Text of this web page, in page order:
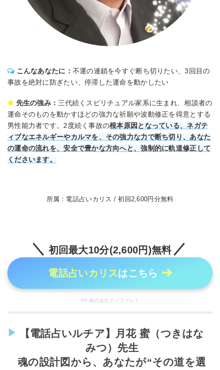
こんなあなたに： 不運の連鎖を今すぐ断ち切りたい、3回目の
事故を絶対に防ぎたい、停滞した運命を動かしたい
先生の強み：三代続くスピリチュアル家系に生まれ、相談者の
運命そのものを動かすほどの強力な祈願や波動修正を得意とする
男性能力者です。2度続く事故の根本原因となっている、ネガテ
ィブなエネルギーやカルマを、その強力な力で断ち切り、あなた
の運命の流れを、安全で豊かな方向へと、強制的に軌道修正して
くださいます。
所属：電話占いカリス / 初回2,600円分無料
初回最大10分(2,600円)無料
電話占いカリスはこちら
PR:株式会社ティファレト
【電話占いルチア】月花 蜜（つきはな
みつ）先生
魂の設計図から、あなたが“その道を選